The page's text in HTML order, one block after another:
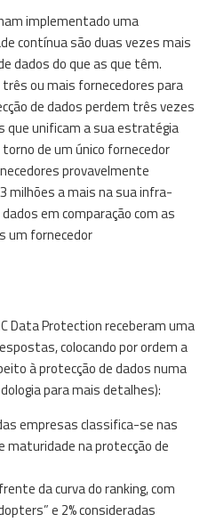
implementado uma
contínua são duas vezes mais
dados do que as que têm.
ou mais fornecedores para
de dados perdem três vezes
que unificam a sua estratégia
de um único fornecedor
provavelmente
milhões a mais na sua infra-
em comparação com as
um fornecedor
Data Protection receberam uma
colocando por ordem a
à protecção de dados numa
para mais detalhes):
empresas classifica-se nas
na protecção de
da curva do ranking, com
e 2% consideradas